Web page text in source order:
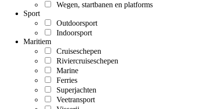
Wegen, startbanen en platforms
Sport
Outdoorsport
Indoorsport
Maritiem
Cruiseschepen
Riviercruiseschepen
Marine
Ferries
Superjachten
Veetransport